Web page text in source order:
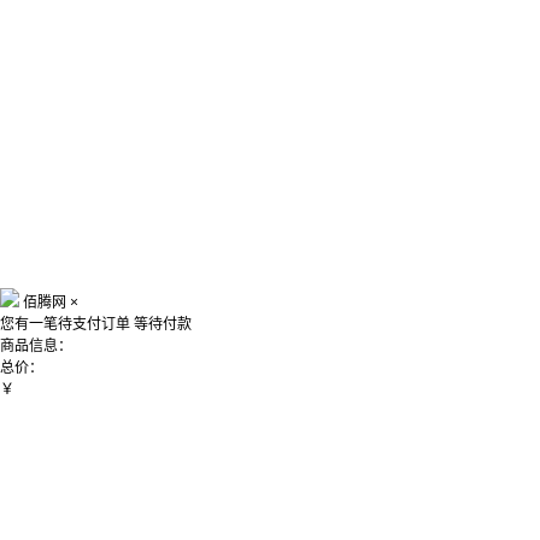
佰腾网 ×
您有一笔待支付订单 等待付款
商品信息：
总价：
￥